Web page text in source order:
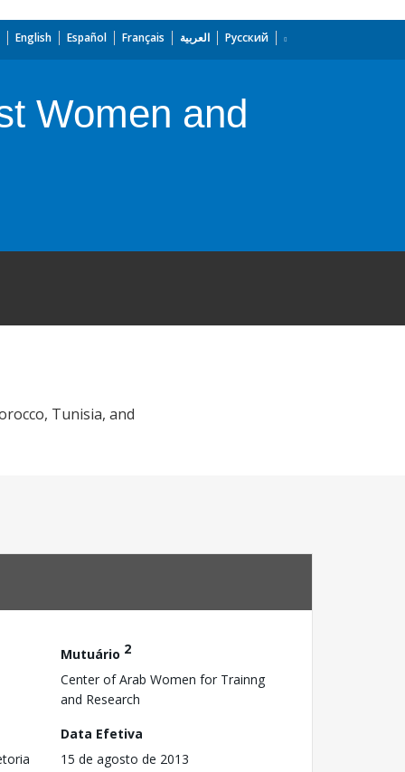
English Español Français العربية Русский
Women and
Tunisia, and
Mutuário 2
Center of Arab Women for Trainng
and Research
Data Efetiva
15 de agosto de 2013